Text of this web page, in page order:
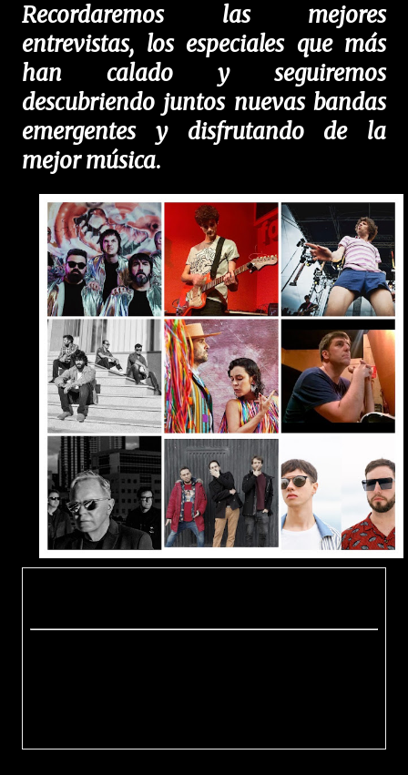
Recordaremos las mejores
entrevistas, los especiales que más
han calado y seguiremos
descubriendo juntos nuevas bandas
emergentes y disfrutando de la
mejor música.